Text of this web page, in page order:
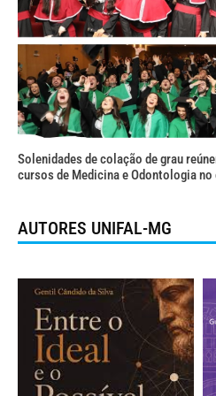
Solenidades de colação de grau
cursos de Medicina e Odontologia no
AUTORES UNIFAL-MG